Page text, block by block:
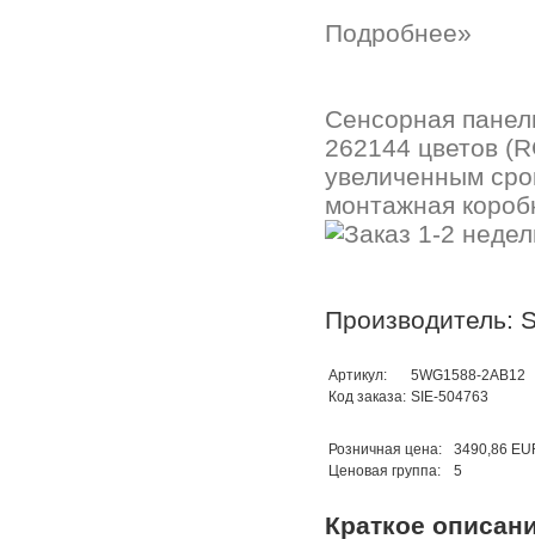
Подробнее»
Сенсорная
262144 цветов
увеличенным
монтажная
Производитель:
Артикул:
5WG1588-2AB12
Код заказа: SIE-504763
Розничная цена:
3490,86
Ценовая группа:
5
Краткое